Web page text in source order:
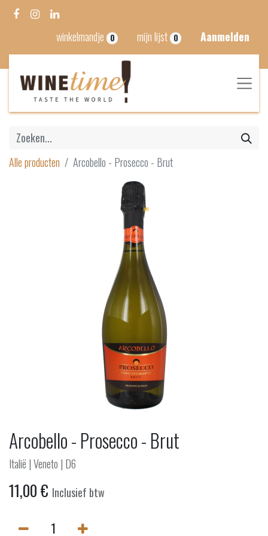
winkelmandje 0 mijn lijst 0 Aanmelden
Alle producten Arcobello - Prosecco - Brut
Arcobello - Prosecco - Brut
Italië | Veneto | D6
11,00€ Inclusief btw